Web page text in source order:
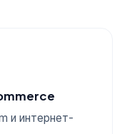
и интернет-